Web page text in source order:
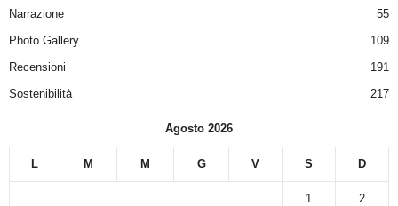
Narrazione
55
Photo Gallery
109
Recensioni
191
Sostenibilità
217
Agosto 2026
L M M G V S D
1 2